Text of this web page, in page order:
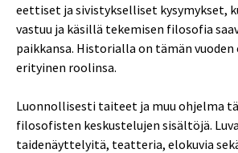
eettiset ja sivistykselliset kysymykset,
vastuu ja käsillä tekemisen filosofia
paikkansa. Historialla on tämän vuoden
erityinen roolinsa.
Luonnollisesti taiteet ja muu ohjelma
filosofisten keskustelujen sisältöjä.
taidenäyttelyitä, teatteria, elokuvia